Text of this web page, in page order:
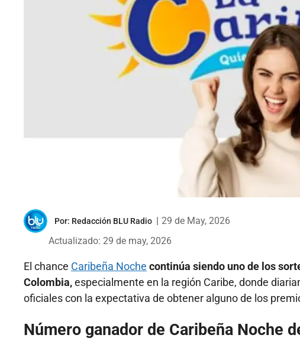
Por: Redacción BLU Radio
29 de May, 2026
Actualizado: 29 de may, 2026
El chance Caribeña Noche continúa siendo uno de los
Colombia,especialmente en la región Caribe, donde
oficiales con la expectativa de obtener alguno de los
Número ganador de Caribeña Noche